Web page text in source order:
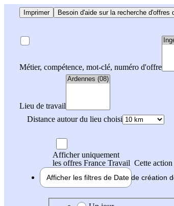
Imprimer Besoin d'aide sur la recherche d'offres
Métier, compétence, mot-clé, numéro d'offre
Lieu de travail
Distance autour du lieu choisi
Afficher uniquement
les offres France Travail Cette
Afficher les filtres de Date de création